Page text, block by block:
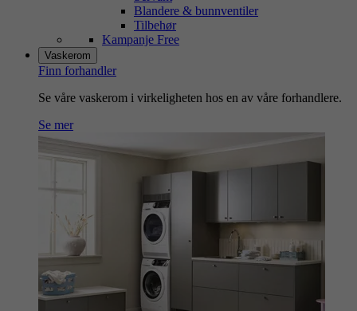
Blandere & bunnventiler
Tilbehør
Kampanje Free
Vaskerom
Finn forhandler
Se våre vaskerom i virkeligheten hos en av våre forhandlere.
Se mer